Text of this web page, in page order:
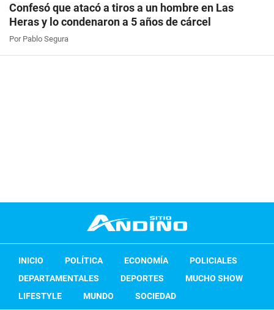
Confesó que atacó a tiros a un hombre en Las
Heras y lo condenaron a 5 años de cárcel
Por Pablo Segura
INICIO POLÍTICA ECONOMÍA
POLICIALES
DEPARTAMENTALES
DEPORTES
MUCHO SHOW
LIFESTYLE
MUNDO SOCIEDAD